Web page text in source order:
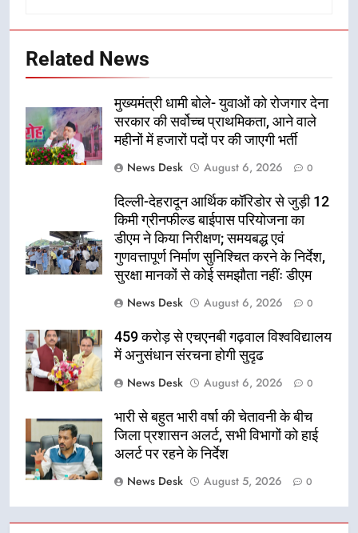
Related News
मुख्यमंत्री धामी बोले- युवाओं को रोजगार देना
सरकार की सर्वोच्च प्राथमिकता, आने वाले
महीनों में हजारों पदों पर की जाएगी भर्ती
News Desk
August 6, 2026 0
दिल्ली-देहरादून आर्थिक कॉरिडोर से जुड़ी 12
किमी ग्रीनफील्ड बाईपास परियोजना का
डीएम ने किया निरीक्षण; समयबद्ध एवं
गुणवत्तापूर्ण निर्माण सुनिश्चित करने के निर्देश,
सुरक्षा मानकों से कोई समझौता नहींः डीएम
News Desk
August 6, 2026 0
459 करोड़ से एचएनबी गढ़वाल विश्वविद्यालय
में अनुसंधान संरचना होगी सुदृढ
News Desk
August 6, 2026 0
भारी से बहुत भारी वर्षा की चेतावनी के बीच
जिला प्रशासन अलर्ट, सभी विभागों को हाई
अलर्ट पर रहने के निर्देश
News Desk
August 5, 2026 0